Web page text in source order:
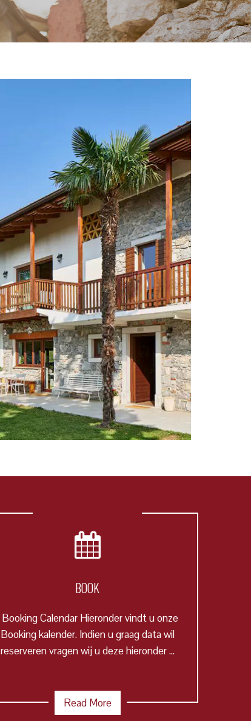
BOOK
Booking Calendar Hieronder vindt u onze
Booking kalender. Indien u graag data wil
reserveren vragen wij u deze hieronder ...
Read More